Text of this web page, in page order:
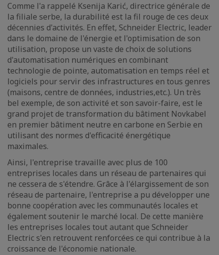
Comme l'a rappelé Ksenija Karić, directrice générale de
la filiale serbe, la durabilité est la fil rouge de ces deux
décennies d'activités. En effet, Schneider Electric, leader
dans le domaine de l'énergie et l'optimisation de son
utilisation, propose un vaste de choix de solutions
d'automatisation numériques en combinant
technologie de pointe, automatisation en temps réel et
logiciels pour servir des infrastructures en tous genres
(maisons, centre de données, industries,etc.). Un très
bel exemple, de son activité et son savoir-faire, est le
grand projet de transformation du bâtiment Novkabel
en premier bâtiment neutre en carbone en Serbie en
utilisant des normes d'efficacité énergétique
maximales.
Ainsi, l'entreprise travaille avec plus de 100
entreprises locales dans un réseau de partenaires qui
ne cessera de s'étendre. Grâce à l'élargissement de son
réseau de partenaire, l'entreprise a pu développer une
bonne coopération avec les communautés locales et
également soutenir le marché local. De cette manière
les entreprises locales tout autant que Schneider
Electric s'en retrouvent renforcées ce qui contribue à la
croissance de l'économie nationale.